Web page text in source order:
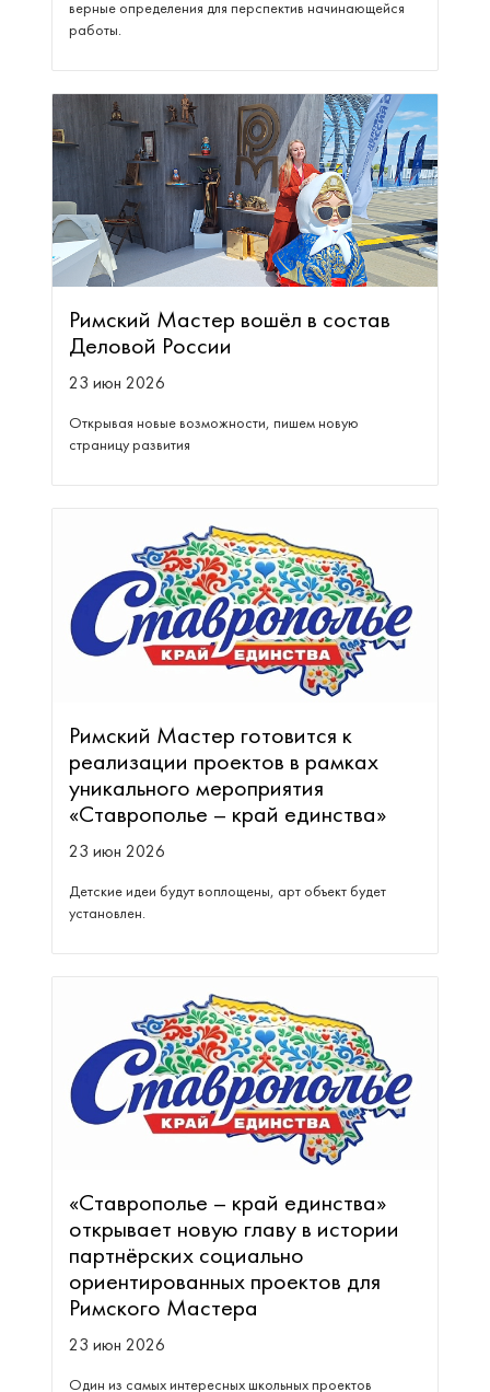
верные определения для перспектив начинающейся
работы.
Римский Мастер вошёл в состав
Деловой России
23 июн 2026
Открывая новые возможности, пишем новую
страницу развития
Римский Мастер готовится к
реализации проектов в рамках
уникального мероприятия
«Ставрополье – край единства»
23 июн 2026
Детские идеи будут воплощены, арт объект будет
установлен.
«Ставрополье – край единства»
открывает новую главу в истории
партнёрских социально
ориентированных проектов для
Римского Мастера
23 июн 2026
Один из самых интересных школьных проектов